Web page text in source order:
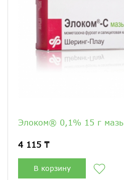
Элоком® 0,1% 15 г мазь
4 115 ₸
В корзину